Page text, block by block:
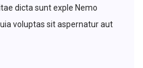
dicta sunt exple Nemo
voluptas sit aspernatur aut